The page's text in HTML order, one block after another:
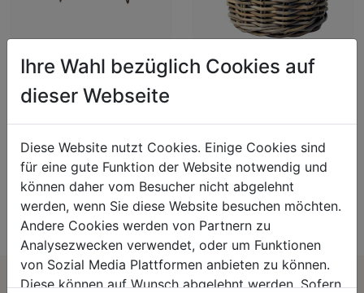
Pflanzschale auf Füßchen
Art.-Nr.: 0962000
B:22cm H:12cm
Für Preisangaben bitte
einloggen!
Rattankorb gerade
Für Preisangaben bitte
einloggen!
Ihre Wahl bezüglich Cookies auf
dieser Webseite
Diese Website nutzt Cookies. Einige Cookies sind
für eine gute Funktion der Website notwendig und
können daher vom Besucher nicht abgelehnt
werden, wenn Sie diese Website besuchen möchten.
Andere Cookies werden von Partnern zu
Analysezwecken verwendet, oder um Funktionen
von Sozial Media Plattformen anbieten zu können.
Diese können auf Wunsch abgelehnt werden. Sofern